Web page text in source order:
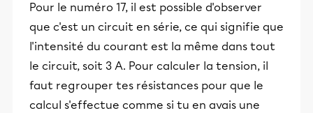
Pour le numéro 17, il est possible d'observer
que c'est un circuit en série, ce qui signifie que
l'intensité du courant est la même dans tout
le circuit, soit 3 A. Pour calculer la tension, il
faut regrouper tes résistances pour que le
calcul s'effectue comme si tu en avais une